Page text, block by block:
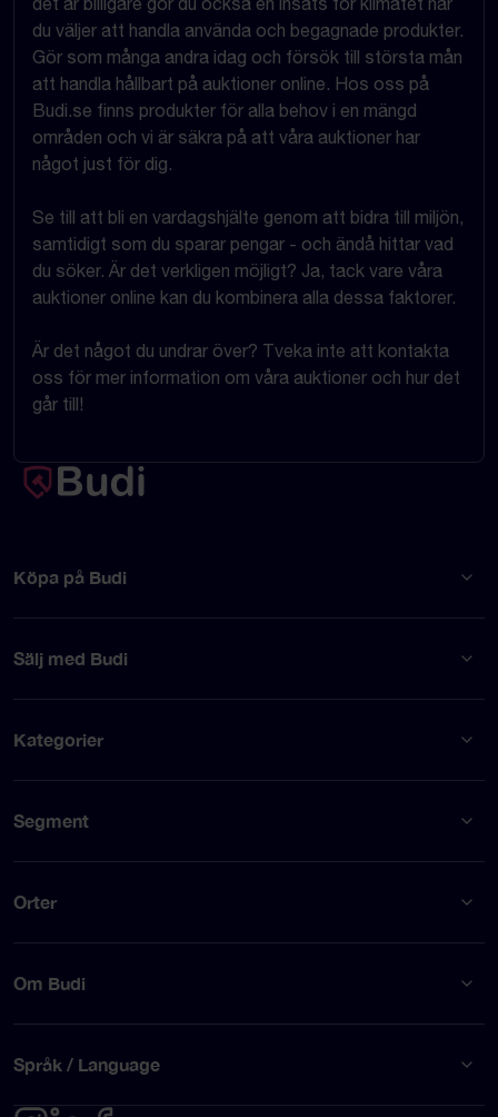
du väljer att handla använda och begagnade produkter.
Gör som många andra idag och försök till största mån
att handla hållbart på auktioner online. Hos oss på
Budi.se finns produkter för alla behov i en mängd
områden och vi är säkra på att våra auktioner har
något just för dig.
Se till att bli en vardagshjälte genom att bidra till miljön,
samtidigt som du sparar pengar - och ändå hittar vad
du söker. Är det verkligen möjligt? Ja, tack vare våra
auktioner online kan du kombinera alla dessa faktorer.
Är det något du undrar över? Tveka inte att kontakta
oss för mer information om våra auktioner och hur det
går till!
Köpa på Budi
Sälj med Budi
Kategorier
Segment
Orter
Om Budi
Språk / Language